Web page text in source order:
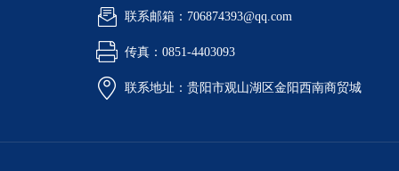
联系邮箱：706874393@qq.com
传真：0851-4403093
联系地址：贵阳市观山湖区金阳西南商贸城